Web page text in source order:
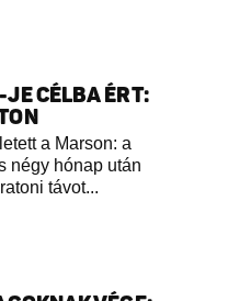
CÉLBA ÉRT:
a Marson: a
négy hónap után
távot...